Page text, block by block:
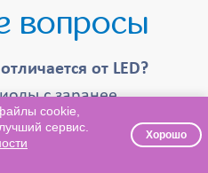
вопросы
от LED?
с заранее
—
каждый из
cookie,
сервис.
Хорошо